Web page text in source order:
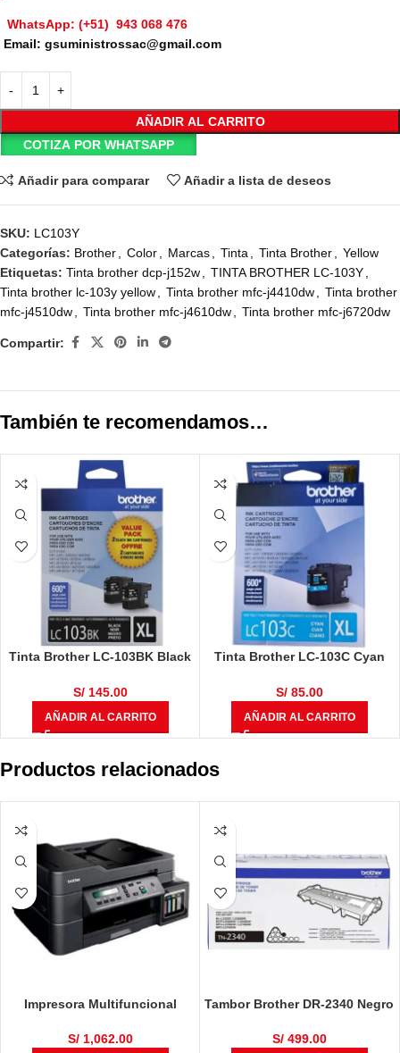
WhatsApp: (+51) 943 068 476
Email: gsuministrossac@gmail.com
AÑADIR AL CARRITO
COTIZA POR WHATSAPP
Añadir para comparar Añadir a lista de deseos
SKU: LC103Y
Categorías: Brother Color Marcas Tinta Tinta Brother
Yellow
Etiquetas: Tinta brother dcp-j152w TINTA BROTHER LC-103Y
Tinta brother lc-103y yellow
Tinta brother mfc-j4410dw
Tinta brother
mfc-j4510dw
Tinta brother mfc-j4610dw Tinta brother mfc-j6720dw
Compartir:
También te recomendamos…
Tinta Brother LC-103BK Black
S/145.00
AÑADIR AL CARRITO
Tinta Brother LC-103C Cyan
S/85.00
AÑADIR AL CARRITO
Productos relacionados
Impresora Multifuncional
S/1,062.00
Tambor Brother DR-2340 Negro
S/499.00